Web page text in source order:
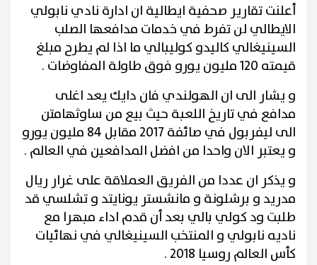
أعلنت تقارير صحفية ايطالية ان ادارة نادي نابولي
الايطالي لن تفرط في خدمات مدافعها الصلب
السينيغالي كاليدو كوليبالي ما اذا لم يطرح مبلغ
قيمته 120 مليون يورو فوق طاولة المفاوضات .
و يشار الى ان الهولندي فان دايك يعد اغلى
مدافع في تاريخ اللعبة حيث بيع من ساوثهامتن
الى ليفربول في صائفة 2017 مقابل 84 مليون يورو
و يعتبر الان واحدا من افضل المدافعين في العالم .
و يذكر ان عددا من الفريق العملاقة على غرار ريال
مدريد و برشلونة و مانشستر يونايتد و تشلسي قد
طلبت ود كولي بالي بعد أن قدم اداء مبهرا مع
ناديه نابولي و المنتخب السينيغالي في نهائيات
كأس العالم روسيا 2018 .